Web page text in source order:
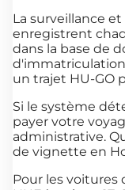
La surveillance
enregistrent
dans la base de
un trajet HU-GO
Si le système
payer votre
administrative.
de vignette en
Pour les voitures